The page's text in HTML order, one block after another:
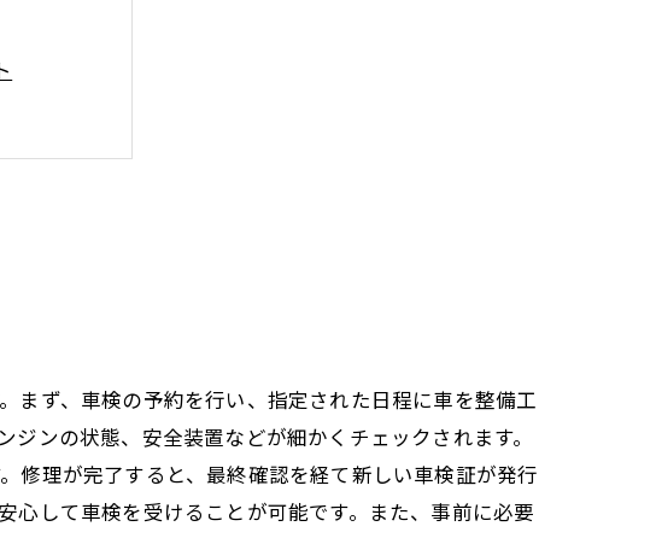
まず、車検の予約を行い、指定された日程に車を整備工
ンの状態、安全装置などが細かくチェックされます。
修理が完了すると、最終確認を経て新しい車検証が発行
心して車検を受けることが可能です。また、事前に必要